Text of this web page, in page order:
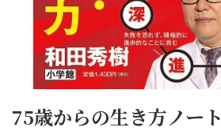
75歳からの生き方ノート